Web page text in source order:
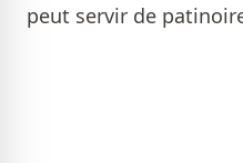
peut servir de